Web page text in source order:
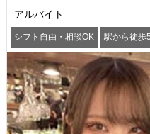
アルバイト
シフト自由・相談OK 駅から徒歩